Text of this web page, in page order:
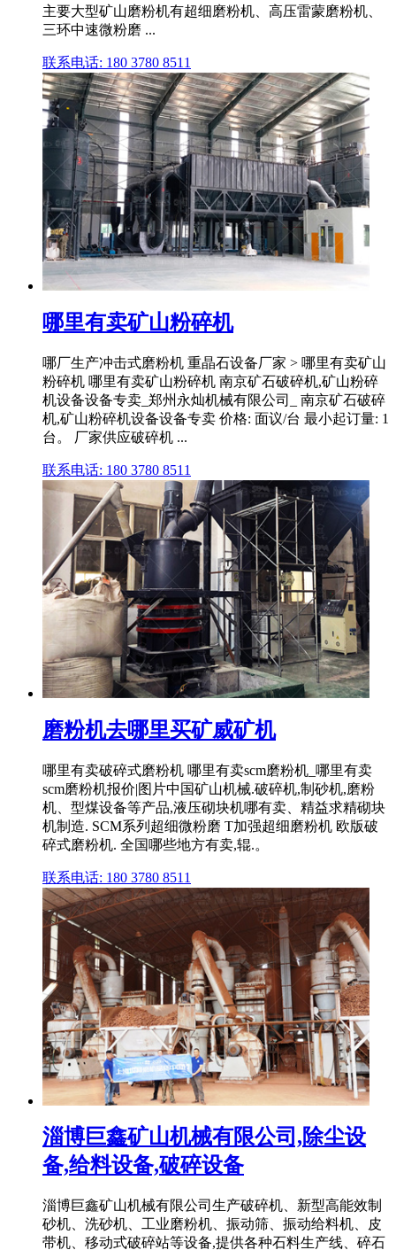
主要大型矿山磨粉机有超细磨粉机、高压雷蒙磨粉机、
三环中速微粉磨 ...
联系电话: 180 3780 8511
哪里有卖矿山粉碎机
哪厂生产冲击式磨粉机 重晶石设备厂家 > 哪里有卖矿山
粉碎机 哪里有卖矿山粉碎机 南京矿石破碎机,矿山粉碎
机设备设备专卖_郑州永灿机械有限公司_ 南京矿石破碎
机,矿山粉碎机设备设备专卖 价格: 面议/台 最小起订量: 1
台。 厂家供应破碎机 ...
联系电话: 180 3780 8511
磨粉机去哪里买矿威矿机
哪里有卖破碎式磨粉机 哪里有卖scm磨粉机_哪里有卖
scm磨粉机报价|图片中国矿山机械.破碎机,制砂机,磨粉
机、型煤设备等产品,液压砌块机哪有卖、精益求精砌块
机制造. SCM系列超细微粉磨 T加强超细磨粉机 欧版破
碎式磨粉机. 全国哪些地方有卖,辊.。
联系电话: 180 3780 8511
淄博巨鑫矿山机械有限公司,除尘设
备,给料设备,破碎设备
淄博巨鑫矿山机械有限公司生产破碎机、新型高能效制
砂机、洗砂机、工业磨粉机、振动筛、振动给料机、皮
带机、移动式破碎站等设备,提供各种石料生产线、碎石